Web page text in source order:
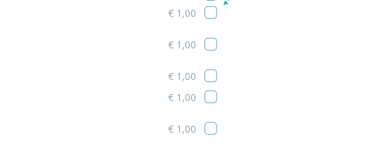
€ 1,00
€ 1,00
€ 1,00
€ 1,00
€ 1,00